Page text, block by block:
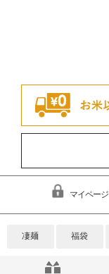
マイページ
凄麺 福袋